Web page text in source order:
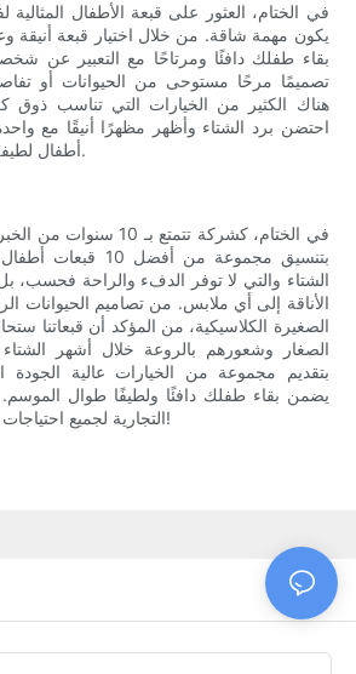
في الختام، العثور على قبعة الأطفال
يكون مهمة شاقة. من خلال اختيار قبعة أنيقة
بقاء طفلك دافئًا ومرتاحًا مع التعبير عن
تصميمًا مرحًا مستوحى من الحيوانات أو
هناك الكثير من الخيارات التي تناسب ذوق
أطفال لطيفة ومريحة لفصل الشتاء.
في الختام، كشركة تتمتع
بتنسيق مجموعة من
الشتاء والتي لا توفر الدفء والراحة
الأناقة إلى أي ملابس. من تصاميم الحيوانات
الصغيرة الكلاسيكية، من المؤكد أن قبعاتنا
الصغار وشعورهم بالروعة خلال أشهر
بتقديم مجموعة من الخيارات عالية الجودة
يضمن بقاء طفلك دافئًا ولطيفًا طوال الموسم.
التجارية لجميع احتياجات قبعة الشتاء الخاصة بك!